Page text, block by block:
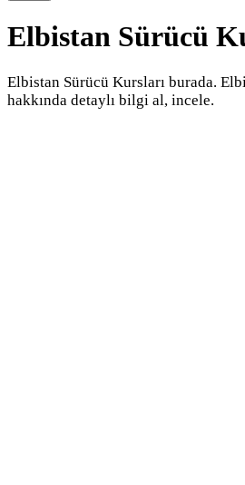
Elbistan Sürücü
Elbistan Sürücü Kursları burada.
hakkında detaylı bilgi al, incele.